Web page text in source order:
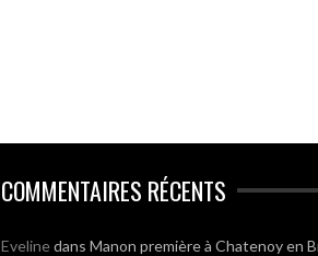
COMMENTAIRES RÉCENTS
Evelinedans Manon première à Chatenoy en